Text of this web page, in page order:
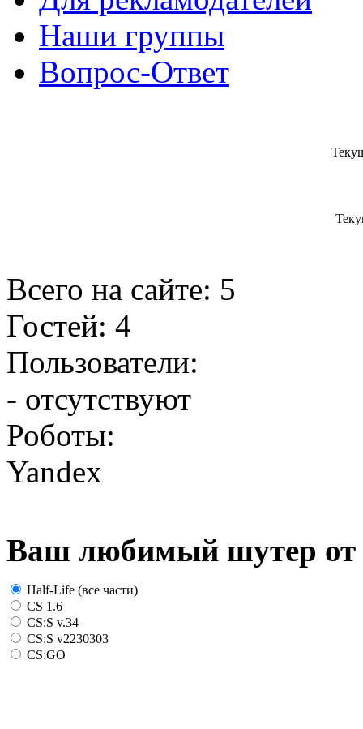
Наши группы
Вопрос-Ответ
Всего на сайте: 5
Гостей: 4
Пользователи:
- отсутствуют
Роботы:
Yandex
Ваш любимый шутер от
Half-Life (все части)
CS 1.6
CS:S v.34
CS:S v2230303
CS:GO